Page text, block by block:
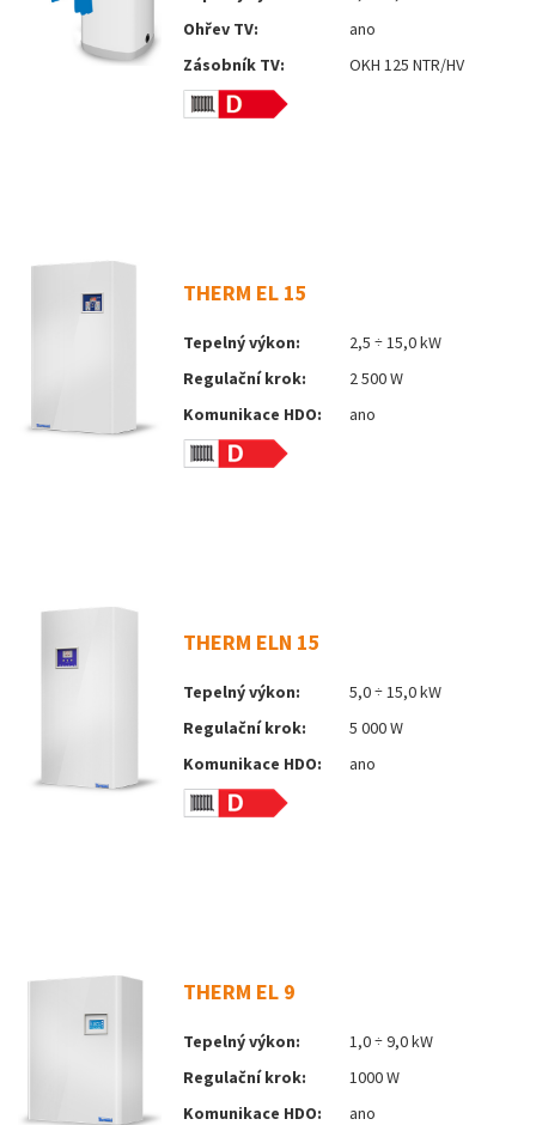
Ohřev TV:
ano
Zásobník TV:
OKH 125 NTR/HV
THERM EL 15
Tepelný výkon:
2,5 ÷ 15,0 kW
Regulační krok:
2 500 W
Komunikace HDO:
ano
THERM ELN 15
Tepelný výkon:
5,0 ÷ 15,0 kW
Regulační krok:
5 000 W
Komunikace HDO:
ano
THERM EL 9
Tepelný výkon:
1,0 ÷ 9,0 kW
Regulační krok:
1000 W
Komunikace HDO:
ano